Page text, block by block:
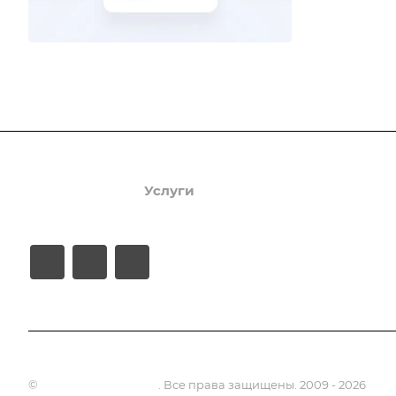
Услуги
© . Все права защищены. 2009 - 2026